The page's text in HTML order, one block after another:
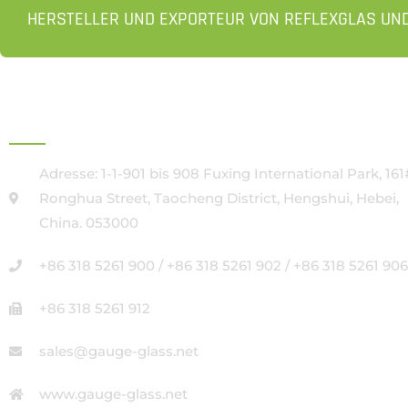
HERSTELLER UND EXPORTEUR VON REFLEXGLAS
Adresse: 1-1-901 bis 908 Fuxing International Park,
Ronghua Street, Taocheng District, Hengshui, Hebei,
China. 053000
+86 318 5261 900 / +86 318 5261 902 / +86 318 5261 906
+86 318 5261 912
sales@gauge-glass.net
www.gauge-glass.net